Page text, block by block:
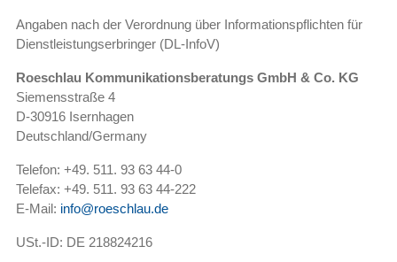
Angaben nach der Verordnung über Informationspflichten für
Dienstleistungserbringer (DL-InfoV)
Roeschlau Kommunikationsberatungs GmbH & Co. KG
Siemensstraße 4
D-30916 Isernhagen
Deutschland/Germany
Telefon: +49. 511. 93 63 44-0
Telefax: +49. 511. 93 63 44-222
E-Mail: info@roeschlau.de
USt.-ID: DE 218824216